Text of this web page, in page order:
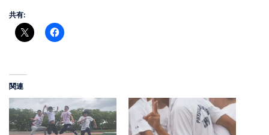
共有:
関連